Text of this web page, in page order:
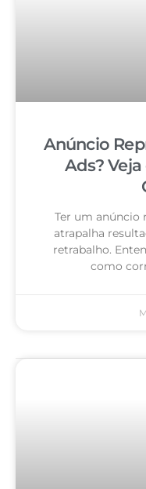
Anúncio
Ads?
Ter um anúncio
atrapalha
retrabalho.
como